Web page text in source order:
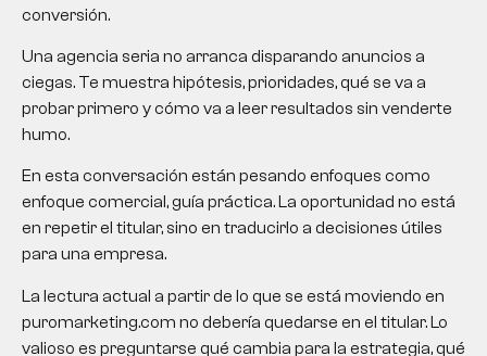
conversión.
Una agencia seria no arranca disparando anuncios a
ciegas. Te muestra hipótesis, prioridades, qué se va a
probar primero y cómo va a leer resultados sin venderte
humo.
En esta conversación están pesando enfoques como
enfoque comercial, guía práctica. La oportunidad no está
en repetir el titular, sino en traducirlo a decisiones útiles
para una empresa.
La lectura actual a partir de lo que se está moviendo en
puromarketing.com no debería quedarse en el titular. Lo
valioso es preguntarse qué cambia para la estrategia, qué